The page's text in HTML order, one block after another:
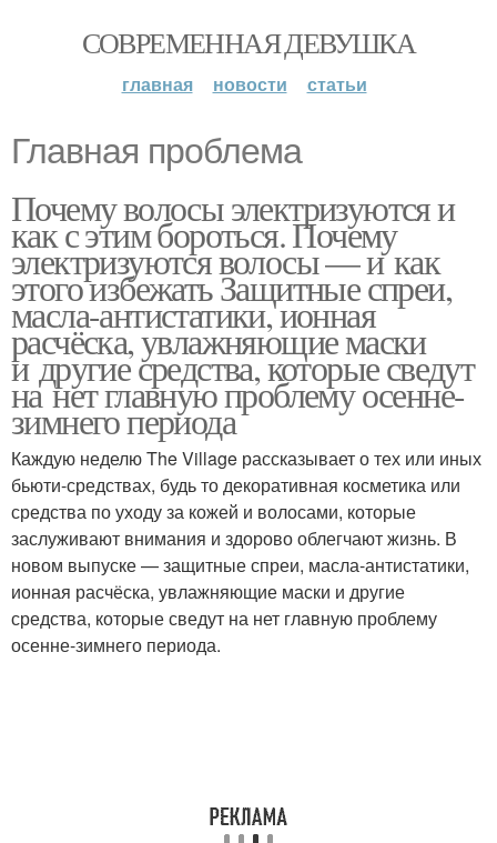
СОВРЕМЕННАЯ ДЕВУШКА
главная новости статьи
Главная проблема
Почему волосы электризуются и
как с этим бороться. Почему
электризуются волосы — и как
этого избежать Защитные спреи,
масла-антистатики, ионная
расчёска, увлажняющие маски
и другие средства, которые сведут
на нет главную проблему осенне-
зимнего периода
Каждую неделю The Village рассказывает о тех или иных
бьюти-средствах, будь то декоративная косметика или
средства по уходу за кожей и волосами, которые
заслуживают внимания и здорово облегчают жизнь. В
новом выпуске — защитные спреи, масла-антистатики,
ионная расчёска, увлажняющие маски и другие
средства, которые сведут на нет главную проблему
осенне-зимнего периода.